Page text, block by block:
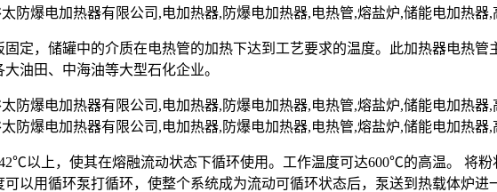
定，储罐中的介质在电热管的加热下达到工艺要求的温度。此加热器电热
油田、中海油等大型石化企业。
以上，使其在熔融流动状态下循环使用。工作温度可达600℃的高温。 将
以用循环泵打循环，使整个系统成为流动可循环状态后，泵送到热载体炉进